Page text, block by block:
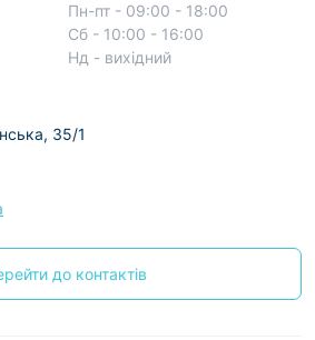
Пн-пт - 09:00 - 18:00
Сб - 10:00 - 16:00
Нд - вихідний
35/1
до контактів